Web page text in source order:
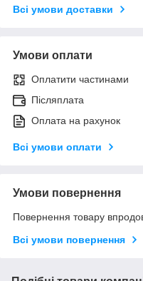
Всі умови доставки
Умови оплати
Оплатити частинами
Післяплата
Оплата на рахунок
Всі умови оплати
Умови повернення
Повернення товару
Всі умови повернення